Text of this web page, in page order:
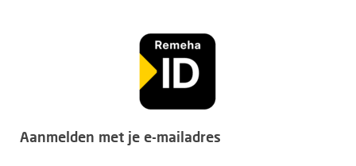
Aanmelden met je e-mailadres